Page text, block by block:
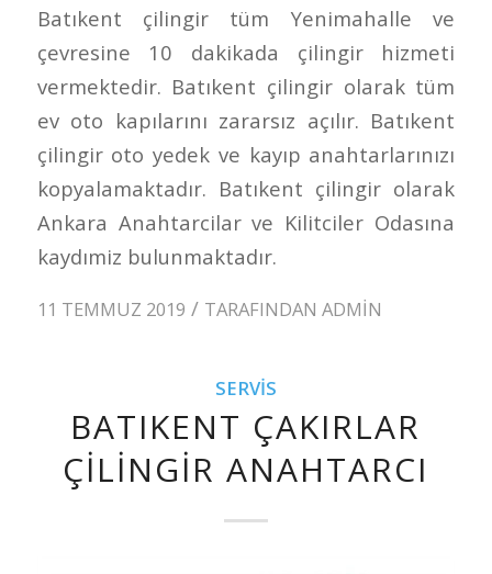
Batıkent çilingir tüm Yenimahalle ve
çevresine 10 dakikada çilingir hizmeti
vermektedir. Batıkent çilingir olarak tüm
ev oto kapılarını zararsız açılır. Batıkent
çilingir oto yedek ve kayıp anahtarlarınızı
kopyalamaktadır. Batıkent çilingir olarak
Ankara Anahtarcilar ve Kilitciler Odasına
kaydımiz bulunmaktadır.
11 TEMMUZ 2019 / TARAFINDAN ADMIN
SERVIS
BATIKENT ÇAKIRLAR
ÇILINGIR ANAHTARCI